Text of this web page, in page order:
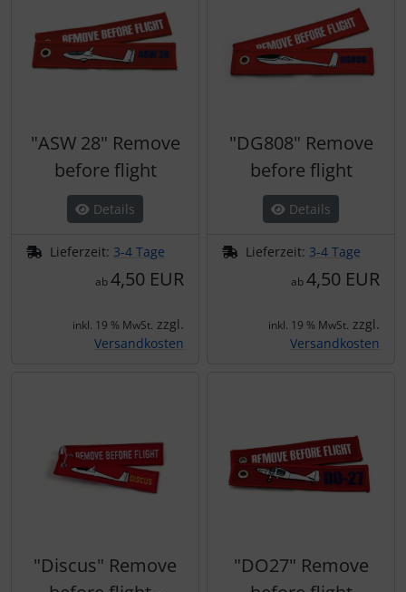
"ASW 28" Remove
before flight
Details
Lieferzeit: 3-4 Tage
ab4,50 EUR
inkl. 19 % MwSt. zzgl.
Versandkosten
"DG808" Remove
before flight
Details
Lieferzeit: 3-4 Tage
ab4,50 EUR
inkl. 19 % MwSt. zzgl.
Versandkosten
"Discus" Remove
"DO27" Remove